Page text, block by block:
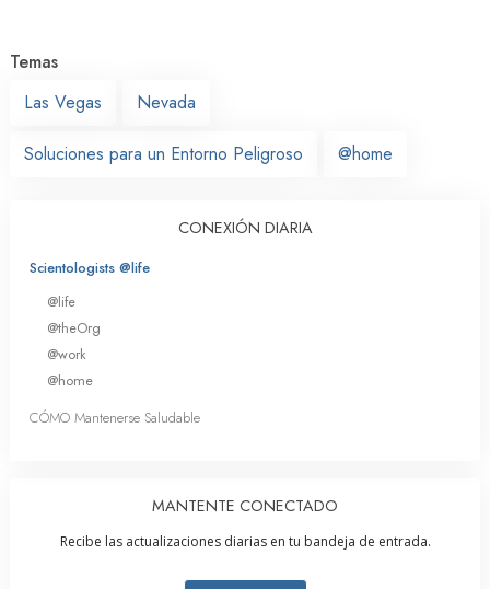
Temas
Las Vegas
Nevada
Soluciones para un Entorno Peligroso @home
CONEXIÓN DIARIA
Scientologists @life
@life
@theOrg
@work
@home
CÓMO Mantenerse Saludable
MANTENTE CONECTADO
Recibe las actualizaciones diarias en tu bandeja de entrada.